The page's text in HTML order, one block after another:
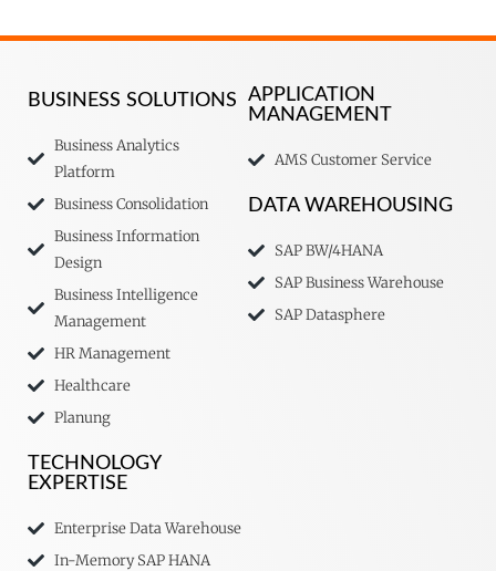
BUSINESS SOLUTIONS
Business Analytics
Platform
Business Consolidation
Business Information
Design
Business Intelligence
Management
HR Management
Healthcare
Planung
TECHNOLOGY
EXPERTISE
Enterprise Data Warehouse
In-Memory SAP HANA
APPLICATION
MANAGEMENT
AMS Customer Service
DATA WAREHOUSING
SAP BW/4HANA
SAP Business Warehouse
SAP Datasphere